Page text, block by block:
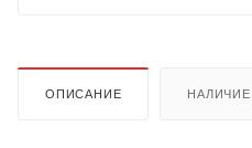
ОПИСАНИЕ НАЛИЧИЕ